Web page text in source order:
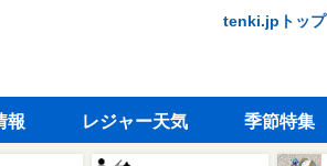
tenki.jpトップ
報 レジャー天気 季節特集